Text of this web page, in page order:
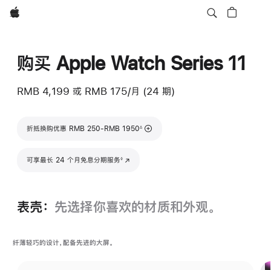
Apple
购买 Apple Watch Series 11
RMB 4,199 或 RMB 175/月 (24 期)
折抵换购优惠 RMB 250-RMB 1950
脚注
∆
可享最长 24 个月免息分期服务◊
(在新窗口中打开)
表壳： 先选择你喜欢的材质和外观。
纤薄轻巧的设计，配备先进的大屏。